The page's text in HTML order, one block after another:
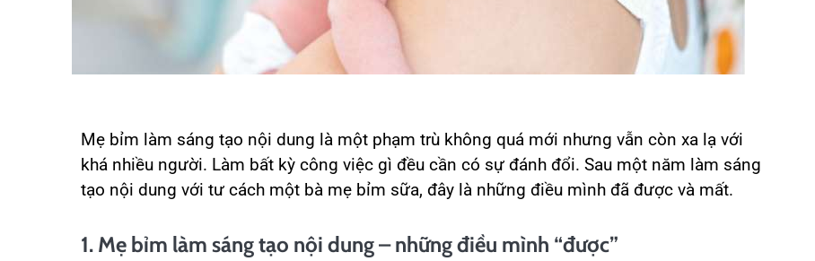
Mẹ bỉm làm sáng tạo nội dung là một phạm trù không quá mới nhưng vẫn còn xa lạ với
khá nhiều người. Làm bất kỳ công việc gì đều cần có sự đánh đổi. Sau một năm làm sáng
tạo nội dung với tư cách một bà mẹ bỉm sữa, đây là những điều mình đã được và mất.
1. Mẹ bỉm làm sáng tạo nội dung – những điều mình “được”